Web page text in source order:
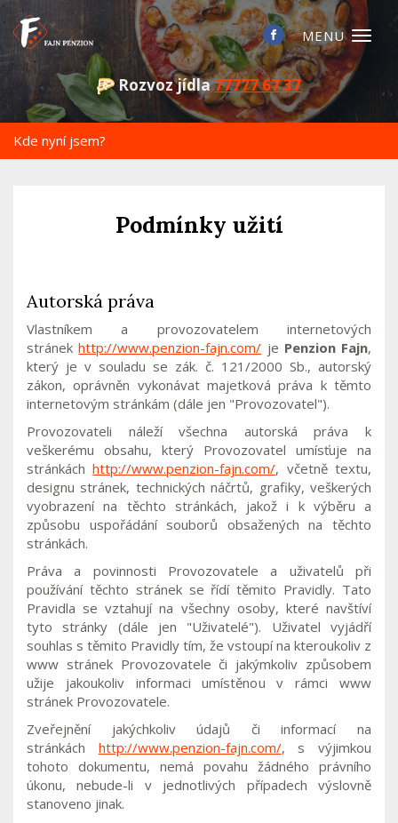
Rozvoz jídla77777 67 37
Kde nyní jsem?
Podmínky užití
Autorská práva
Vlastníkem a provozovatelem internetových
stránekhttp://www.penzion-fajn.com/ je Penzion Fajn,
který je v souladu se zák. č. 121/2000 Sb., autorský
zákon, oprávněn vykonávat majetková práva k těmto
internetovým stránkám (dále jen "Provozovatel").
Provozovateli náleží všechna autorská práva k
veškerému obsahu, který Provozovatel umísťuje na
stránkáchhttp://www.penzion-fajn.com/, včetně textu,
designu stránek, technických náčrtů, grafiky, veškerých
vyobrazení na těchto stránkách, jakož i k výběru a
způsobu uspořádání souborů obsažených na těchto
stránkách.
Práva a povinnosti Provozovatele a uživatelů při
používání těchto stránek se řídí těmito Pravidly. Tato
Pravidla se vztahují na všechny osoby, které navštíví
tyto stránky (dále jen "Uživatelé"). Uživatel vyjádří
souhlas s těmito Pravidly tím, že vstoupí na kteroukoliv z
www stránek Provozovatele či jakýmkoliv způsobem
užije jakoukoliv informaci umístěnou v rámci www
stránek Provozovatele.
Zveřejnění jakýchkoliv údajů či informací na
stránkách http://www.penzion-fajn.com/, s výjimkou
tohoto dokumentu, nemá povahu žádného právního
úkonu, nebude-li v jednotlivých případech výslovně
stanoveno jinak.